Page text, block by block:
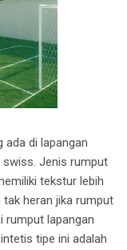
di lapangan
Jenis rumput
tekstur lebih
tak heran jika rumput
rumput lapangan
tipe ini adalah